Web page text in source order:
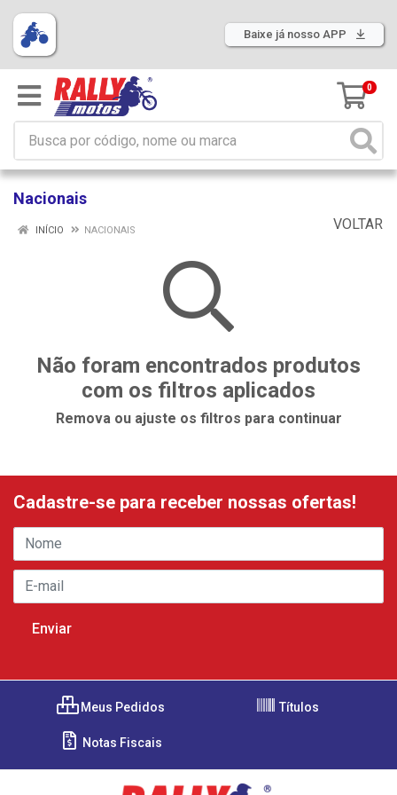
Baixe já nosso APP
0
Nacionais
VOLTAR
INÍCIO NACIONAIS
Não foram encontrados produtos
com os filtros aplicados
Remova ou ajuste os filtros para continuar
Cadastre-se para receber nossas ofertas!
Meus Pedidos Títulos
Notas Fiscais